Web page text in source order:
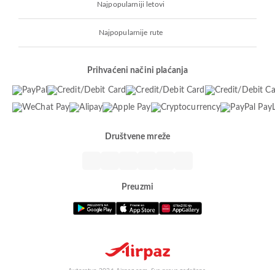
Najpopularniji letovi
Najpopularnije rute
Prihvaćeni načini plaćanja
Društvene mreže
Preuzmi